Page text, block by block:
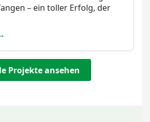
– ein toller Erfolg, der
Projekte ansehen